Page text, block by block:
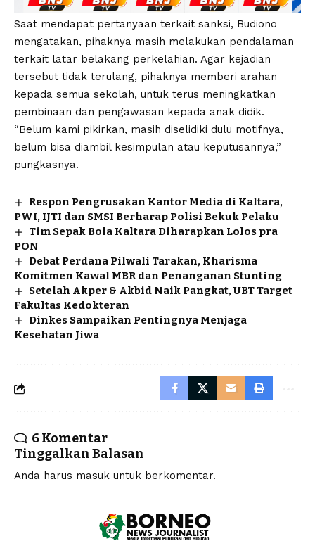
Saat mendapat pertanyaan terkait sanksi, Budiono
mengatakan, pihaknya masih melakukan pendalaman
terkait latar belakang perkelahian. Agar kejadian
tersebut tidak terulang, pihaknya memberi arahan
kepada semua sekolah, untuk terus meningkatkan
pembinaan dan pengawasan kepada anak didik.
“Belum kami pikirkan, masih diselidiki dulu motifnya,
belum bisa diambil kesimpulan atau keputusannya,”
pungkasnya.
Respon Pengrusakan Kantor Media di Kaltara,
PWI, IJTI dan SMSI Berharap Polisi Bekuk Pelaku
Tim Sepak Bola Kaltara Diharapkan Lolos pra
PON
Debat Perdana Pilwali Tarakan, Kharisma
Komitmen Kawal MBR dan Penanganan Stunting
Setelah Akper & Akbid Naik Pangkat, UBT Target
Fakultas Kedokteran
Dinkes Sampaikan Pentingnya Menjaga
Kesehatan Jiwa
6 Komentar
Tinggalkan Balasan
Anda harus masuk untuk berkomentar.